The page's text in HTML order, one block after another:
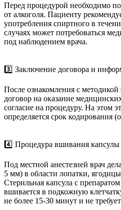
Перед процедурой необходимо
от алкоголя. Пациенту
употребления спиртного в
случаях может потребоваться
под наблюдением врача.
3️⃣ Заключение договора и
После ознакомления с
договор на оказание
согласие на процедуру. На этом
определяется срок кодирования
4️⃣ Процедура вшивания капсулы
Под местной анестезией врач
5 мм) в области лопатки,
Стерильная капсула с
вшивается в подкожную
не более 15-30 минут и не